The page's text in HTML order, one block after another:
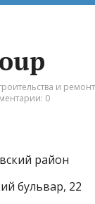
и
0
район
бульвар, 22